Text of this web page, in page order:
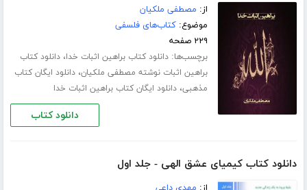
از: مصطفی ملکیان
موضوع:کتاب‌های فلسفی
۲۲۹ صفحه
برچسب‌ها:دانلود کتاب براهین اثبات خدا،دانلود کتاب
براهین اثبات نوشته مصطفی ملکیان،دانلود ایگان کتاب
مذهبی،دانلود ایگان کتاب براهین اثبات خدا
دانلود کتاب
دانلود کتاب کیمیای عشق الهی - جلد اول